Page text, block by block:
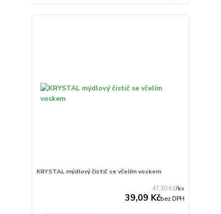
KRYSTAL mýdlový čistič se včelím voskem
47,30 Kč/ks
39,09 Kčbez DPH